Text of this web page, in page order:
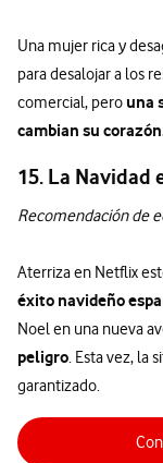
Una mujer rica y
para desalojar a los
comercial, pero una
cambian su
15. La Navidad
Recomendación de
Aterriza en Netflix
éxito navideño
Noel en una nueva
peligro. Esta vez, la
garantizado.